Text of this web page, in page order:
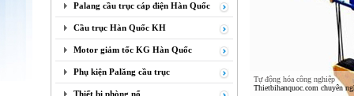
Palang cầu trục cáp điện Hàn Quốc
Cầu trục Hàn Quốc KH
Motor giảm tốc KG Hàn Quốc
Phụ kiện Palăng cầu trục
Thiết bị phòng nổ
Tự động hóa công nghiệp
Thietbihanquoc.com chuyên